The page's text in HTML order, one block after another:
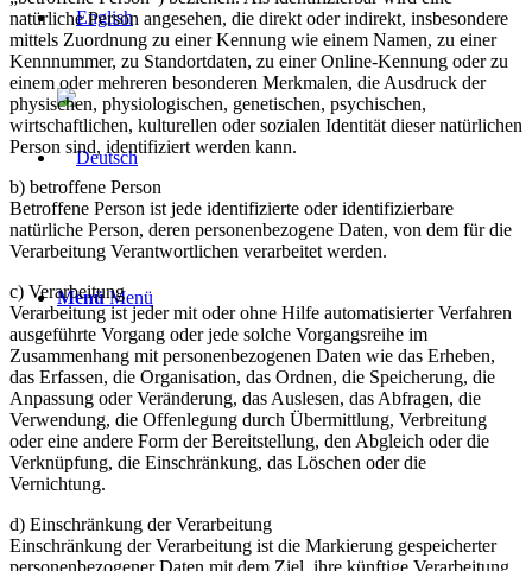
Menü Menü
natürliche Person angesehen, die direkt oder indirekt, insbesondere
mittels Zuordnung zu einer Kennung wie einem Namen, zu einer
Kennnummer, zu Standortdaten, zu einer Online-Kennung oder zu
einem oder mehreren besonderen Merkmalen, die Ausdruck der
physischen, physiologischen, genetischen, psychischen,
wirtschaftlichen, kulturellen oder sozialen Identität dieser natürlichen
Person sind, identifiziert werden kann.
b) betroffene Person
Betroffene Person ist jede identifizierte oder identifizierbare
natürliche Person, deren personenbezogene Daten, von dem für die
Verarbeitung Verantwortlichen verarbeitet werden.
c) Verarbeitung
Verarbeitung ist jeder mit oder ohne Hilfe automatisierter Verfahren
ausgeführte Vorgang oder jede solche Vorgangsreihe im
Zusammenhang mit personenbezogenen Daten wie das Erheben,
das Erfassen, die Organisation, das Ordnen, die Speicherung, die
Anpassung oder Veränderung, das Auslesen, das Abfragen, die
Verwendung, die Offenlegung durch Übermittlung, Verbreitung
oder eine andere Form der Bereitstellung, den Abgleich oder die
Verknüpfung, die Einschränkung, das Löschen oder die
Vernichtung.
d) Einschränkung der Verarbeitung
Einschränkung der Verarbeitung ist die Markierung gespeicherter